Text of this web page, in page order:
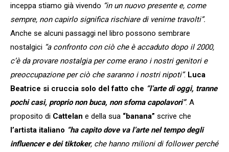
inceppa stiamo già vivendo “in un nuovo presente e, come
sempre, non capirlo significa rischiare di venirne travolti”.
Anche se alcuni passaggi nel libro possono sembrare
nostalgici “a confronto con ciò che è accaduto dopo il 2000,
c’è da provare nostalgia per come erano i nostri genitori e
preoccupazione per ciò che saranno i nostri nipoti”. Luca
Beatrice si cruccia solo del fatto che “l’arte di oggi, tranne
pochi casi, proprio non buca, non sforna capolavori”. A
proposito di Cattelan e della sua “banana” scrive che
l’artista italiano “ha capito dove va l’arte nel tempo degli
influencer e dei tiktoker, che hanno milioni di follower perché